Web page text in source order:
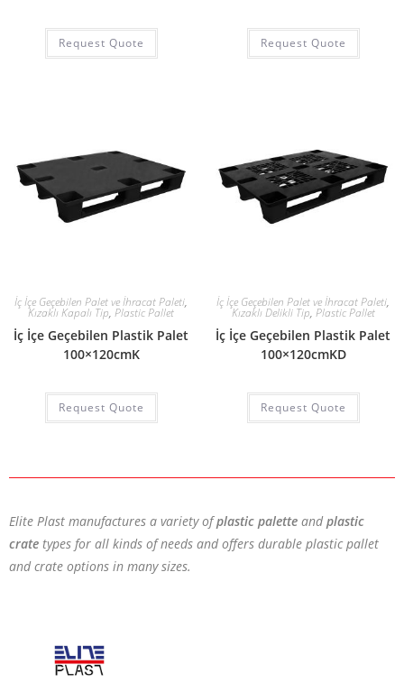
Request Quote Request Quote
İç İçe Geçebilen Palet ve İhracat Paleti,
Kızaklı Kapalı Tip, Plastic Pallet
İç İçe Geçebilen Plastik Palet
100×120cmK
Request Quote
İç İçe Geçebilen Palet ve İhracat Paleti,
Kızaklı Delikli Tip, Plastic Pallet
İç İçe Geçebilen Plastik Palet
100×120cmKD
Request Quote
Elite Plast manufactures a variety ofplastic palette andplastic
crate types for all kinds of needs and offers durable plastic pallet
and crate options in many sizes.